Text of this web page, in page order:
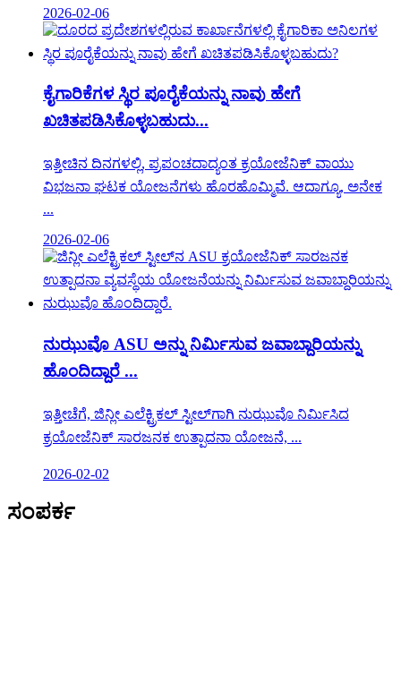
2026-02-06
ಕೈಗಾರಿಕೆಗಳ ಸ್ಥಿರ ಪೂರೈಕೆಯನ್ನು ನಾವು ಹೇಗೆ
ಖಚಿತಪಡಿಸಿಕೊಳ್ಳಬಹುದು...
ಇತ್ತೀಚಿನ ದಿನಗಳಲ್ಲಿ, ಪ್ರಪಂಚದಾದ್ಯಂತ ಕ್ರಯೋಜೆನಿಕ್ ವಾಯು
ವಿಭಜನಾ ಘಟಕ ಯೋಜನೆಗಳು ಹೊರಹೊಮ್ಮಿವೆ. ಆದಾಗ್ಯೂ, ಅನೇಕ
...
2026-02-06
ನುಝುವೊ ASU ಅನ್ನು ನಿರ್ಮಿಸುವ ಜವಾಬ್ದಾರಿಯನ್ನು
ಹೊಂದಿದ್ದಾರೆ ...
ಇತ್ತೀಚೆಗೆ, ಜಿನ್ಲೀ ಎಲೆಕ್ಟ್ರಿಕಲ್ ಸ್ಟೀಲ್‌ಗಾಗಿ ನುಝುವೊ ನಿರ್ಮಿಸಿದ
ಕ್ರಯೋಜೆನಿಕ್ ಸಾರಜನಕ ಉತ್ಪಾದನಾ ಯೋಜನೆ, ...
2026-02-02
ಸಂಪರ್ಕ